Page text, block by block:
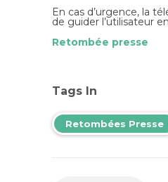
En cas d’urgence, la
de guider l’utilisateur
Retombée presse
Tags In
Retombées Presse